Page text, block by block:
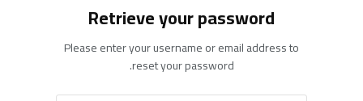
Retrieve your password
Please enter your username or email address to
reset your password.